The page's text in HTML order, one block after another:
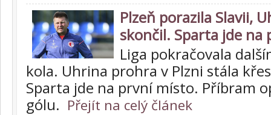
Plzeň porazila Slavii,
skončil. Sparta jde na
Liga pokračovala
kola. Uhrina prohra v Plzni stála
Sparta jde na první místo. Příbram
gólu. Přejít na celý článek